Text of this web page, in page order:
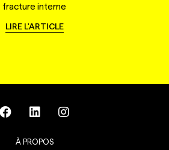
fracture interne
LIRE L'ARTICLE
À PROPOS